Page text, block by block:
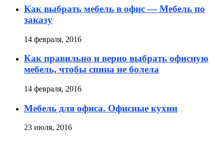
Как выбрать мебель в офис — Мебель по
заказу
14 февраля, 2016
Как правильно и верно выбрать офисную
мебель, чтобы спина не болела
14 февраля, 2016
Мебель для офиса. Офисные кухни
23 июля, 2016